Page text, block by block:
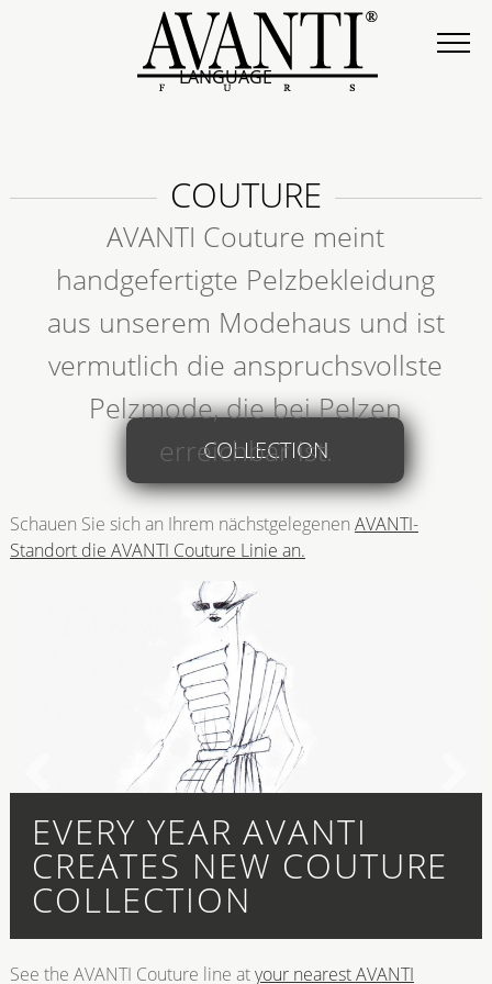
COLLECTION
LANGUAGE
COUTURE
AVANTI Couture meint
handgefertigte Pelzbekleidung
aus unserem Modehaus und ist
vermutlich die anspruchsvollste
Pelzmode, die bei Pelzen
erreichbar ist.
Schauen Sie sich an Ihrem nächstgelegenen AVANTI-
Standort die AVANTI Couture Linie an.
EVERY YEAR AVANTI
CREATES NEW COUTURE
COLLECTION
See the AVANTI Couture line atyour nearest AVANTI